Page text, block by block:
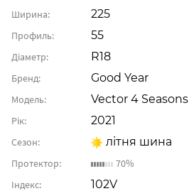
Ширина: 225
Профиль: 55
Діаметр: R18
Бренд: Good Year
Модель: Vector 4 Seasons
Рік: 2021
Сезон: літня шина
Протектор:
70%
Індекс:
102V